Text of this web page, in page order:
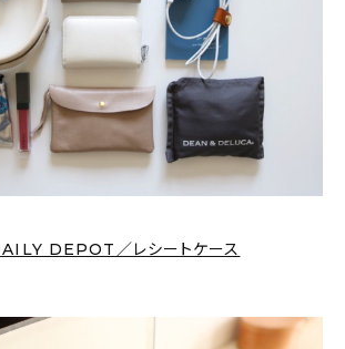
DEPOT／レシートケース